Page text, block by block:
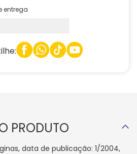
entrega
PRODUTO
data de publicação: 1/2004,